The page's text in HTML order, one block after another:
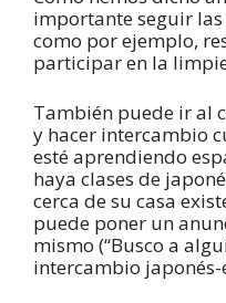
importante seguir las
como por ejemplo,
participar en la
También puede ir al
y hacer intercambio
esté aprendiendo
haya clases de
cerca de su casa
puede poner un
mismo (“Busco a
intercambio japonés-